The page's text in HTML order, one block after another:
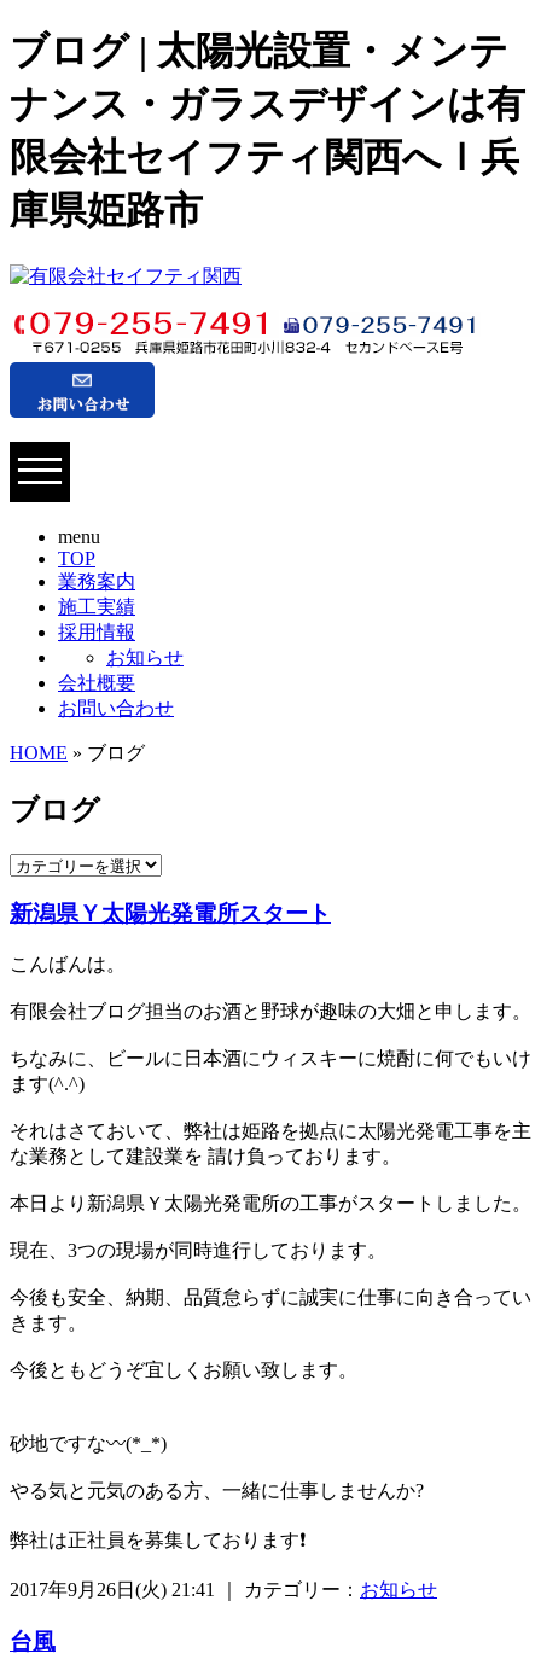
ブログ | 太陽光設置・メンテ
ナンス・ガラスデザインは有
限会社セイフティ関西へｌ兵
庫県姫路市
menu
TOP
業務案内
施工実績
採用情報
お知らせ
会社概要
お問い合わせ
HOME » ブログ
ブログ
新潟県Ｙ太陽光発電所スタート
こんばんは。
有限会社ブログ担当のお酒と野球が趣味の大畑と申します。
ちなみに、ビールに日本酒にウィスキーに焼酎に何でもいけ
ます(^.^)
それはさておいて、弊社は姫路を拠点に太陽光発電工事を主
な業務として建設業を 請け負っております。
本日より新潟県Ｙ太陽光発電所の工事がスタートしました。
現在、3つの現場が同時進行しております。
今後も安全、納期、品質怠らずに誠実に仕事に向き合ってい
きます。
今後ともどうぞ宜しくお願い致します。
砂地ですな〰️(*_*)
やる気と元気のある方、一緒に仕事しませんか?
弊社は正社員を募集しております❗
2017年9月26日(火) 21:41 ｜ カテゴリー： お知らせ
台風